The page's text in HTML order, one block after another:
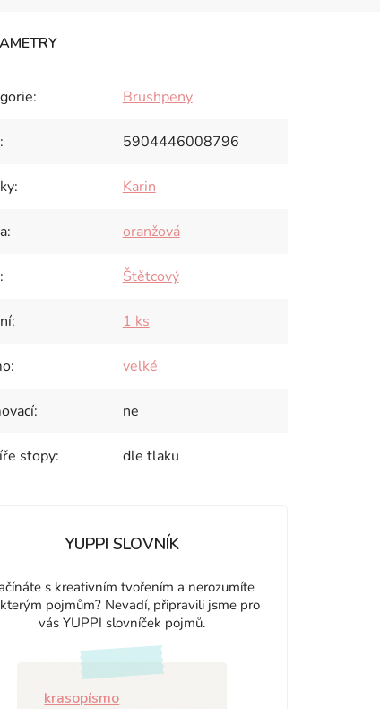
: Brushpeny
: 5904446008796
: Karin
: oranžová
: Štětcový
: 1 ks
: velké
: ne
stopy: dle tlaku
YUPPI SLOVNÍK
s kreativním tvořením a nerozumíte
pojmům? Nevadí, připravili jsme pro
vás YUPPI slovníček pojmů.
krasopísmo